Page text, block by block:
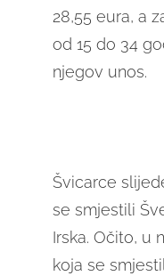
28,55 eura, a
od 15 do 34
njegov unos.
Švicarce
se smjestili
Irska. Očito, u
koja se